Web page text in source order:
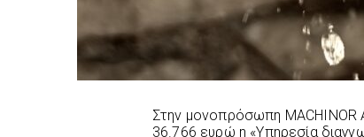
Στην μονοπρόσωπη ΜACHINOR
36.766 ευρώ η «Υπηρεσία